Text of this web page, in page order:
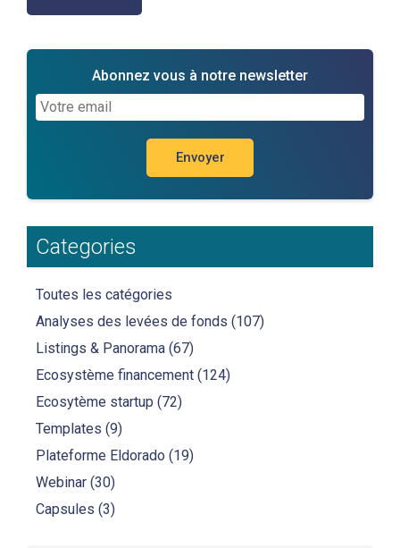
Abonnez vous à notre newsletter
Categories
Toutes les catégories
Analyses des levées de fonds (107)
Listings & Panorama (67)
Ecosystème financement (124)
Ecosytème startup (72)
Templates (9)
Plateforme Eldorado (19)
Webinar (30)
Capsules (3)